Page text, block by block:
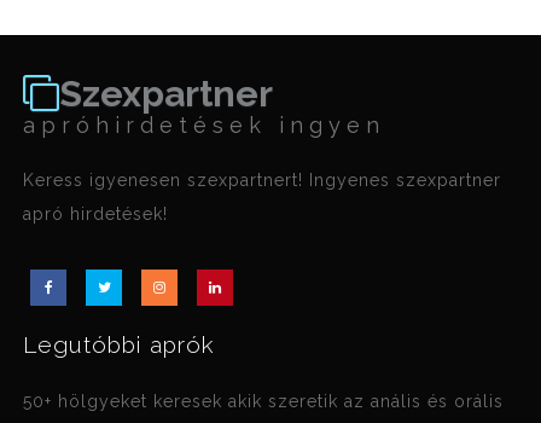
Szexpartner
apróhirdetések ingyen
Keress igyenesen szexpartnert! Ingyenes szexpartner
apró hirdetések!
Legutóbbi aprók
50+ hölgyeket keresek akik szeretik az anális és orális